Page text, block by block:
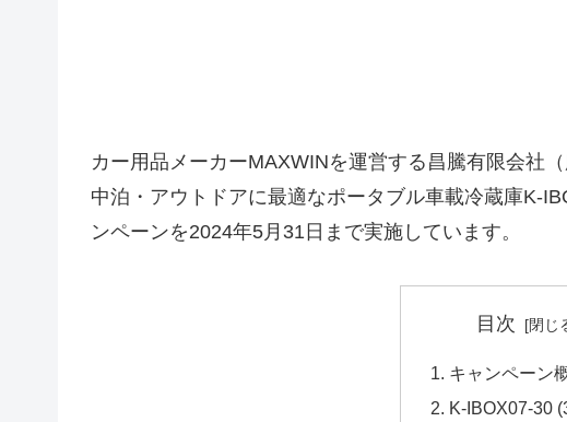
カー用品メーカーMAXWINを運営する昌騰有限会社
中泊・アウトドアに最適なポータブル車載冷蔵庫K-
ンペーンを2024年5月31日まで実施しています。
目次
キャンペーン
K-IBOX07-30